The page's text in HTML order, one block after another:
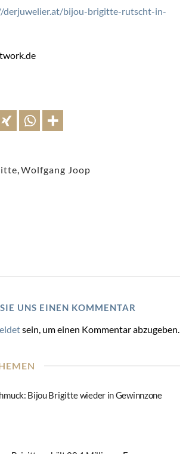
derjuwelier.at/bijou-brigitte-rutscht-in-
Wolfgang Joop
UNS EINEN KOMMENTAR
sein, um einen Kommentar abzugeben.
Bijou Brigitte wieder in Gewinnzone